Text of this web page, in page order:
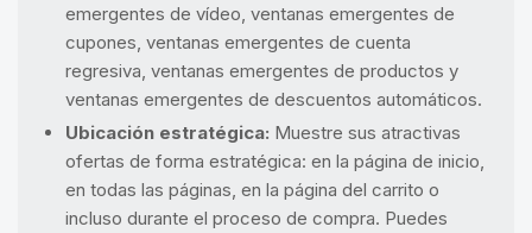
emergentes de vídeo, ventanas emergentes de
cupones, ventanas emergentes de cuenta
regresiva, ventanas emergentes de productos y
ventanas emergentes de descuentos automáticos.
Ubicación estratégica: Muestre sus atractivas
ofertas de forma estratégica: en la página de inicio,
en todas las páginas, en la página del carrito o
incluso durante el proceso de compra. Puedes